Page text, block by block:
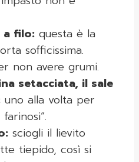
a filo: questa è la
sofficissima.
non avere grumi.
setacciata, il sale
uno alla volta per
sciogli il lievito
tiepido, così si